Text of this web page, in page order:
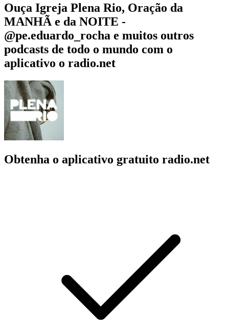
Ouça Igreja Plena Rio, Oração da
MANHÃ e da NOITE -
@pe.eduardo_rocha e muitos outros
podcasts de todo o mundo com o
aplicativo o radio.net
Obtenha o aplicativo gratuito radio.net